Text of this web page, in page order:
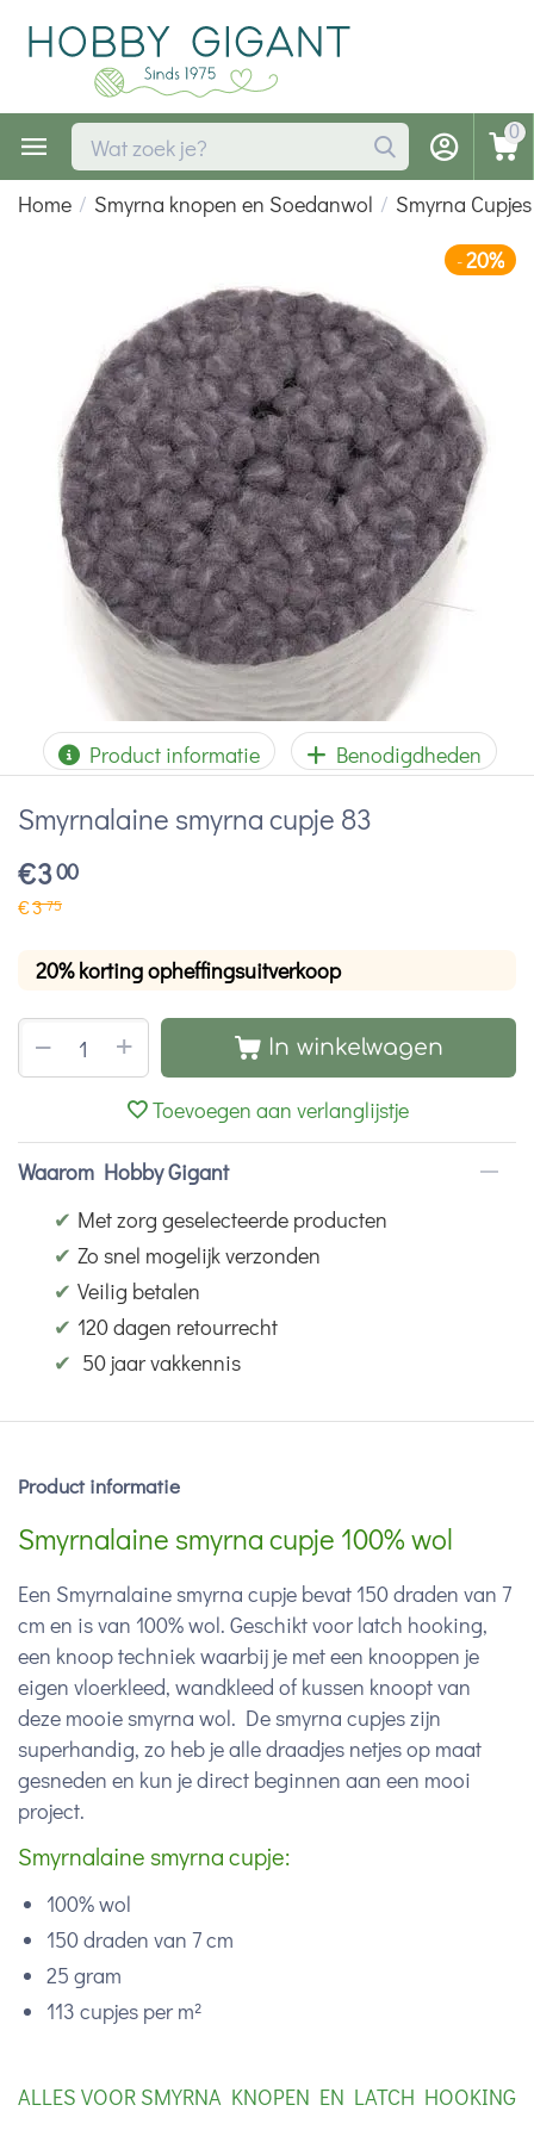
0
Home / Smyrna knopen en Soedanwol / Smyrna Cupjes
-20%
Product informatie Benodigdheden
Smyrnalaine smyrna cupje 83
€300
€375
20% korting opheffingsuitverkoop
+
− In winkelwagen
Toevoegen aan verlanglijstje
Waarom Hobby Gigant
✔ Met zorg geselecteerde producten
✔ Zo snel mogelijk verzonden
✔ Veilig betalen
✔ 120 dagen retourrecht
✔ 50 jaar vakkennis
Product informatie
Smyrnalaine smyrna cupje 100% wol
Een Smyrnalaine smyrna cupje bevat 150 draden van 7
cm en is van 100% wol. Geschikt voor latch hooking,
een knoop techniek waarbij je met een knooppen je
eigen vloerkleed, wandkleed of kussen knoopt van
deze mooie smyrna wol. De smyrna cupjes zijn
superhandig, zo heb je alle draadjes netjes op maat
gesneden en kun je direct beginnen aan een mooi
project.
Smyrnalaine smyrna cupje:
100% wol
150 draden van 7 cm
25 gram
113 cupjes per m²
ALLES VOOR SMYRNA KNOPEN EN LATCH HOOKING